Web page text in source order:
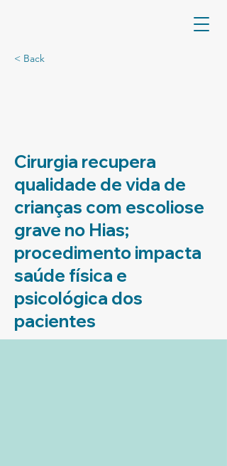
< Back
Cirurgia recupera
qualidade de vida de
crianças com escoliose
grave no Hias;
procedimento impacta
saúde física e
psicológica dos
pacientes